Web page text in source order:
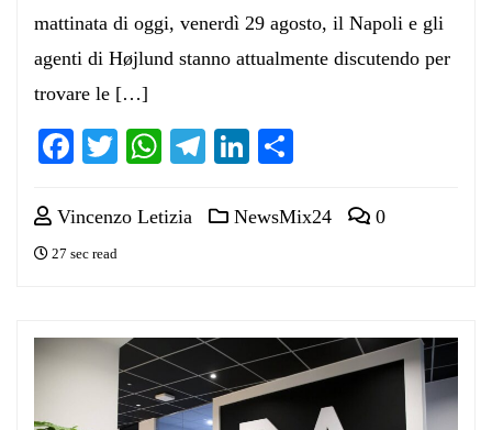
mattinata di oggi, venerdì 29 agosto, il Napoli e gli
agenti di Højlund stanno attualmente discutendo per
trovare le […]
Facebook
TwitterWhatsApp
Telegram
LinkedIn
Vincenzo Letizia NewsMix24 0
27 sec read